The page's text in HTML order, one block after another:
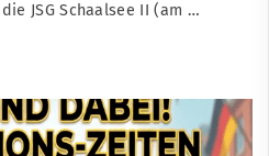
JSG Schaalsee II (am …